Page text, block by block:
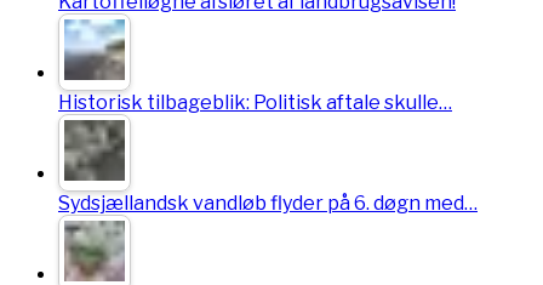
Historisk tilbageblik: Politisk aftale skulle…
Sydsjællandsk vandløb flyder på 6. døgn med…